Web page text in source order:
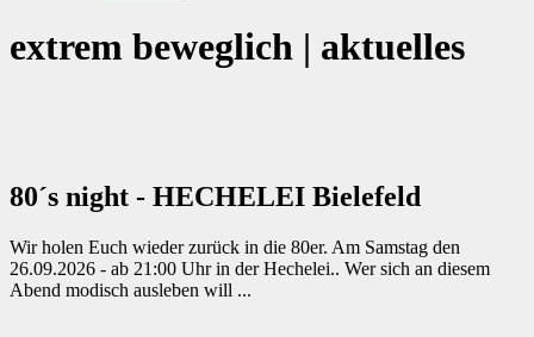
extrem beweglich | aktuelles
80´s night - HECHELEI Bielefeld
Wir holen Euch wieder zurück in die 80er. Am Samstag den
26.09.2026 - ab 21:00 Uhr in der Hechelei.. Wer sich an diesem
Abend modisch ausleben will ...